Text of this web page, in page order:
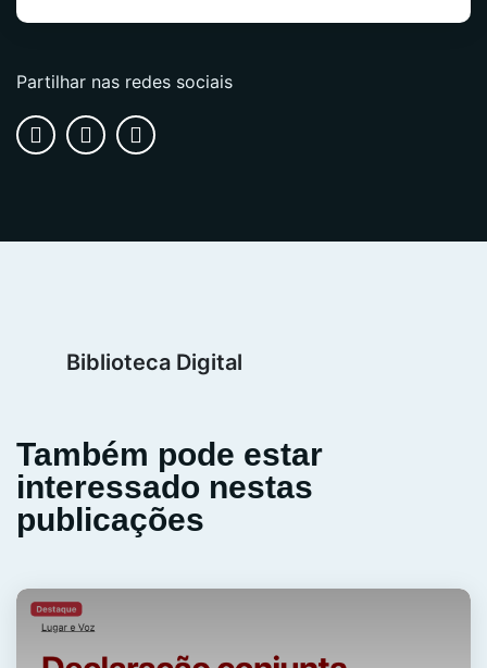
Partilhar nas redes sociais
Biblioteca Digital
Também pode estar
interessado nestas
publicações